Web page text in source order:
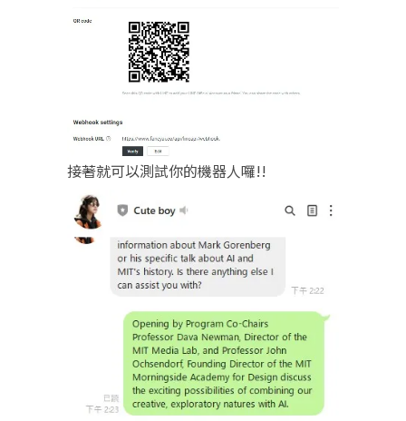
接著就可以測試你的機器人囉!!